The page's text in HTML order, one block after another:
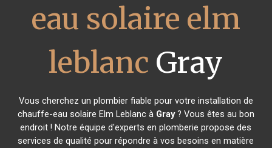
eau solaire elm
leblanc Gray
Vous cherchez un plombier fiable pour votre installation de
chauffe-eau solaire Elm Leblanc à Gray? Vous êtes au bon
endroit ! Notre équipe d'experts en plomberie propose des
services de qualité pour répondre à vos besoins en matière